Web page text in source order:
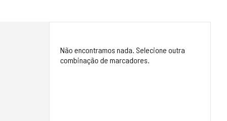
Não encontramos nada. Selecione outra
combinação de marcadores.